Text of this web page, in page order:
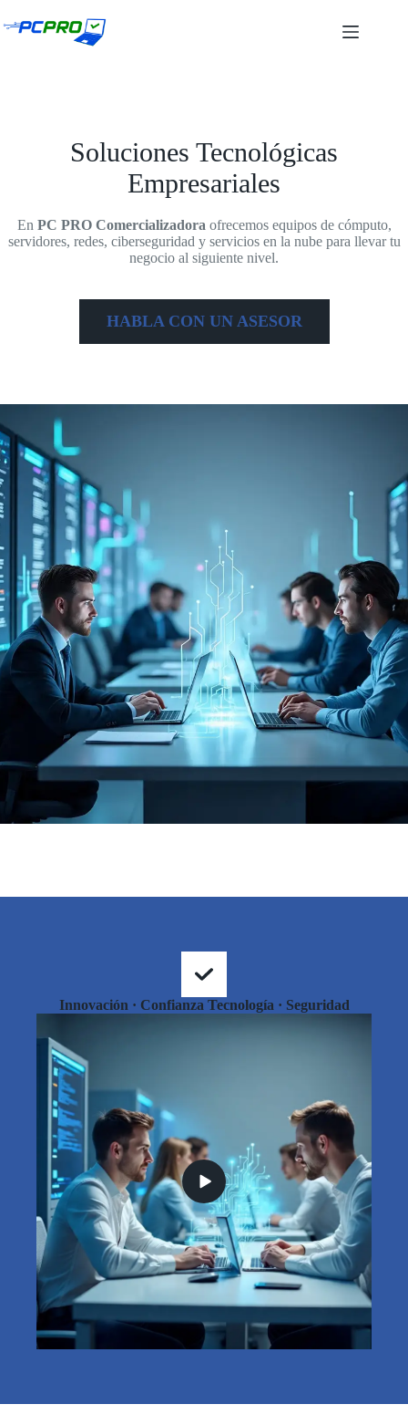
al
Soluciones Tecnológicas
Empresariales
En PC PRO Comercializadora ofrecemos equipos de cómputo,
servidores, redes, ciberseguridad y servicios en la nube para llevar tu
negocio al siguiente nivel.
HABLA CON UN ASESOR
Innovación · Confianza Tecnología · Seguridad